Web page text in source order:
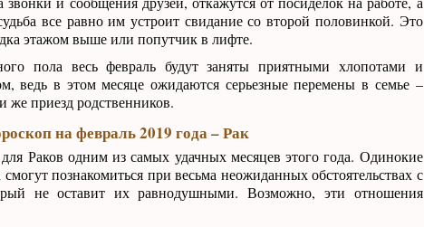
все равно им устроит свидание со второй половинкой. Это
этажом выше или попутчик в лифте.
пола весь февраль будут заняты приятными хлопотами и
ведь в этом месяце ожидаются серьезные перемены в семье –
же приезд родственников.
на февраль 2019 года – Рак
Раков одним из самых удачных месяцев этого года. Одинокие
смогут познакомиться при весьма неожиданных обстоятельствах с
не оставит их равнодушными. Возможно, эти отношения